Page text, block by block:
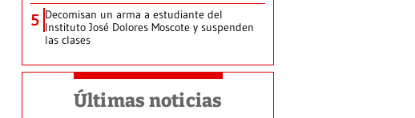
5 Decomisan un arma a estudiante del
Instituto José Dolores Moscote y suspenden
las clases
Últimas noticias